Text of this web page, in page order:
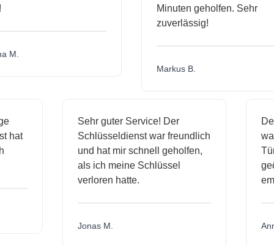
Minuten geholfen. Sehr
zuverlässig!
Markus B.
hat
Sehr guter Service! Der
Schlüsseldienst war freundlich
und hat mir schnell geholfen,
als ich meine Schlüssel
verloren hatte.
Jonas M.